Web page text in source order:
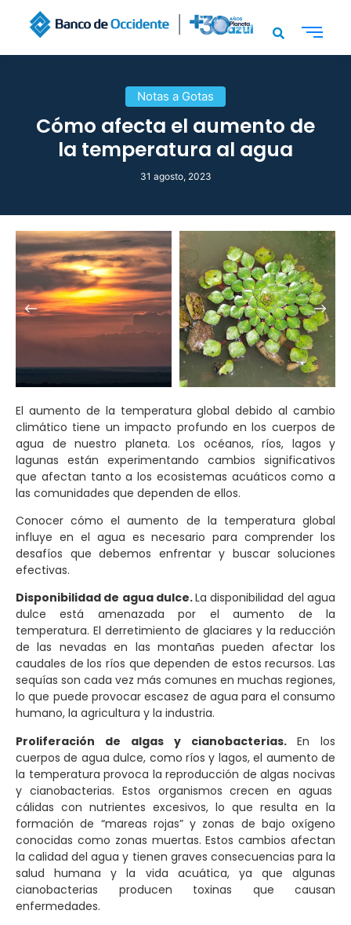
Notas a Gotas
Cómo afecta el aumento de
la temperatura al agua
31 agosto, 2023
El aumento de la temperatura global debido al cambio
climático tiene un impacto profundo en los cuerpos de
agua de nuestro planeta. Los océanos, ríos, lagos y
lagunas están experimentando cambios significativos
que afectan tanto a los ecosistemas acuáticos como a
las comunidades que dependen de ellos.
Conocer cómo el aumento de la temperatura global
influye en el agua es necesario para comprender los
desafíos que debemos enfrentar y buscar soluciones
efectivas.
Disponibilidad de agua dulce.La disponibilidad del agua
dulce está amenazada por el aumento de la
temperatura. El derretimiento de glaciares y la reducción
de las nevadas en las montañas pueden afectar los
caudales de los ríos que dependen de estos recursos. Las
sequías son cada vez más comunes en muchas regiones,
lo que puede provocar escasez de agua para el consumo
humano, la agricultura y la industria.
Proliferación de algas y cianobacterias. En los
cuerpos de agua dulce, como ríos y lagos, el aumento de
la temperatura provoca la reproducción de algas nocivas
y cianobacterias. Estos organismos crecen en aguas
cálidas con nutrientes excesivos, lo que resulta en la
formación de “mareas rojas” y zonas de bajo oxígeno
conocidas como zonas muertas. Estos cambios afectan
la calidad del agua y tienen graves consecuencias para la
salud humana y la vida acuática, ya que algunas
cianobacterias producen toxinas que causan
enfermedades.